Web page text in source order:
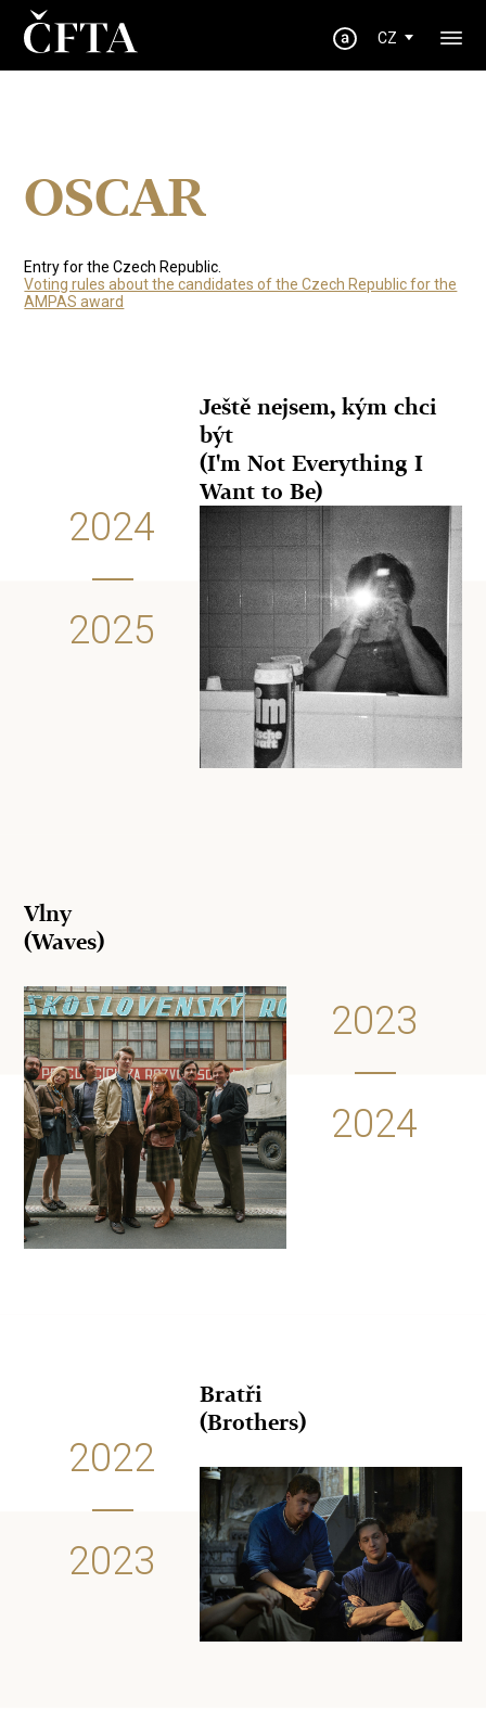
CZ
OSCAR
Entry for the Czech Republic.
Voting rules about the candidates of the Czech Republic for the
AMPAS award
Ještě nejsem, kým chci
být
(I'm Not Everything I
Want to Be)
2024
2025
Vlny
(Waves)
2023
2024
Bratři
(Brothers)
2022
2023